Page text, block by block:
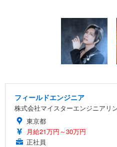
フィールドエンジニア
株式会社マイスターエンジニアリ
東京都
月給21万円～30万円
正社員